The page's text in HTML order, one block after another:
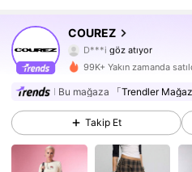
COUREZ
D***igöz atıyor
4,77
191K Takipçiler
4,77 191K Takipçiler
4,77 191K Takipçiler
99K+ Yakın zamanda
Bu mağaza 「Trendler
Takip Et